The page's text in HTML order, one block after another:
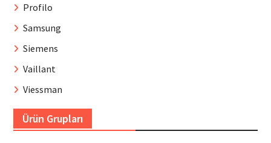
Profilo
Samsung
Siemens
Vaillant
Viessman
Ürün Grupları